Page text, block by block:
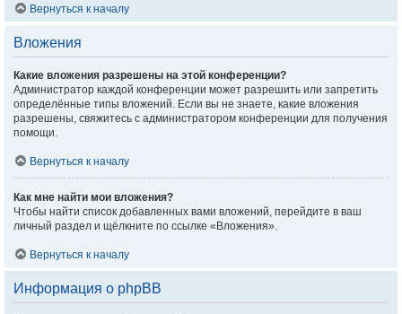
Вернуться к началу
Вложения
Какие вложения разрешены на этой конференции?
Администратор каждой конференции может разрешить или запретить
определённые типы вложений. Если вы не знаете, какие вложения
разрешены, свяжитесь с администратором конференции для получения
помощи.
Вернуться к началу
Как мне найти мои вложения?
Чтобы найти список добавленных вами вложений, перейдите в ваш
личный раздел и щёлкните по ссылке «Вложения».
Вернуться к началу
Информация о phpBB